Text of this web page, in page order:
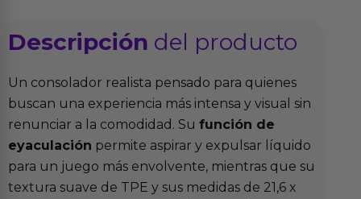
Descripción del producto
Un consolador realista pensado para quienes
buscan una experiencia más intensa y visual sin
renunciar a la comodidad. Su función de
eyaculación permite aspirar y expulsar líquido
para un juego más envolvente, mientras que su
textura suave de TPE y sus medidas de 21,6 x